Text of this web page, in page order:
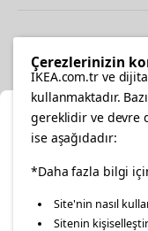
facebooktwitter
Select Location
Please select to see
Çerezlerinizin
IKEA.com.tr ve
kullanmaktadır.
gereklidir ve devre
ise aşağıdadır:
*Daha fazla bilgi
Site'nin nasıl
Sitenin